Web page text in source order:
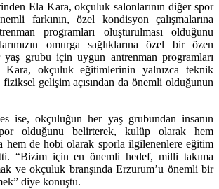
Ela Kara, okçuluk salonlarının diğer spor
farkının, özel kondisyon çalışmalarına
programları oluşturulması olduğunu
omurga sağlıklarına özel bir özen
grubu için uygun antrenman programları
Kara, okçuluk eğitimlerinin yalnızca teknik
fiziksel gelişim açısından da önemli olduğunun
ise, okçuluğun her yaş grubundan insanın
olduğunu belirterek, kulüp olarak hem
hem de hobi olarak sporla ilgilenenlere eğitim
“Bizim için en önemli hedef, milli takıma
ve okçuluk branşında Erzurum’u önemli bir
diye konuştu.